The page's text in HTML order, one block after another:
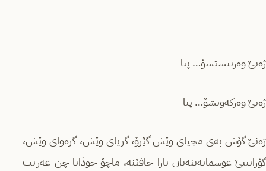
ژەنێ وەرنیشتشۆ… پیا
ژەنێ وەرکەوتشۆ… پیا
ژەنێ گۆش پەی مجیای وێش گێرۆ، گریای وێش، گرەوای وێش،
گۆرانییێ عوسمانەینەیان تارا جافێنە، ماچۆ خوڎایا چن غەریب